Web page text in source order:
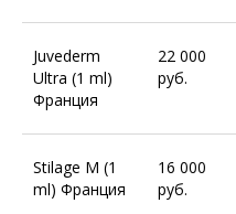
Juvederm
Ultra (1 ml)
Франция
22 000
руб.
Stilage M (1
ml) Франция
16 000
руб.